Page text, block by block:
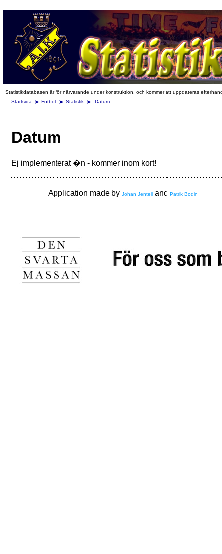
Statistikdatabasen är för närvarande under konstruktion, och kommer att uppdateras
Startsida
Fotboll Statistik Datum
Datum
Ej implementerat �n - kommer inom kort!
Application made by Johan Jentell and Patrik Bodin